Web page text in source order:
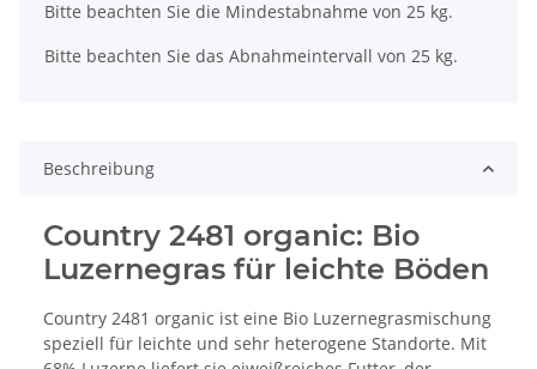
x
Bitte beachten Sie die Mindestabnahme von 25 kg.
Bitte beachten Sie das Abnahmeintervall von 25 kg.
Beschreibung
Country 2481 organic: Bio
Luzernegras für leichte Böden
Country 2481 organic ist eine Bio Luzernegrasmischung
speziell für leichte und sehr heterogene Standorte. Mit